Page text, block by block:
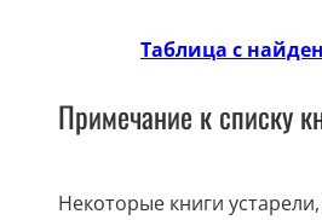
Таблица с
Примечание к списку
Некоторые книги